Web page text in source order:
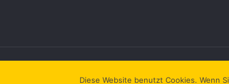
Diese Website benutzt Cookies. Wenn